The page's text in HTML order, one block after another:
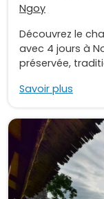
Ngoy
Découvrez le
avec 4 jours à
préservée,
Savoir plus